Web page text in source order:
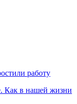
работу
Как в нашей жизни